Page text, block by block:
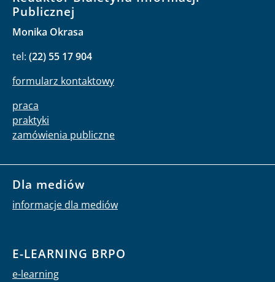
Publicznej
Monika Okrasa
tel: (22) 55 17 904
formularz kontaktowy
praca
praktyki
zamówienia publiczne
Dla mediów
informacje dla mediów
E-LEARNING BRPO
e-learning